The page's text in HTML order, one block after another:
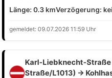
Länge: 0.3 kmVerzögerung:
gemeldet: 09.07.2026 11:59 Uhr
Karl-Liebknecht-
Straße/L1013) →